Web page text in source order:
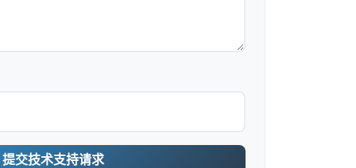
提交技术支持请求